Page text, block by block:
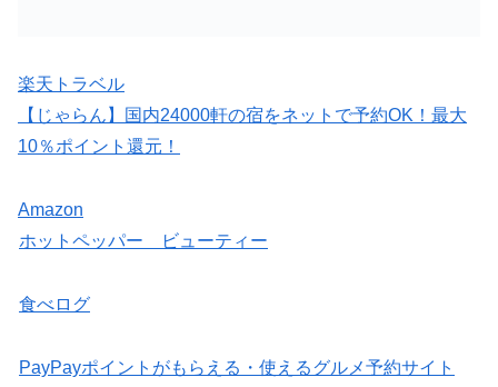
楽天トラベル
【じゃらん】国内24000軒の宿をネットで予約OK！最大
10％ポイント還元！
Amazon
ホットペッパー ビューティー
食べログ
PayPayポイントがもらえる・使えるグルメ予約サイト